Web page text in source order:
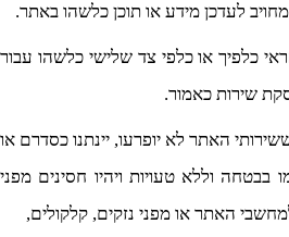
לעדכן מידע או תוכן כלשהו באתר.
כלפיך או כלפי צד שלישי כלשהו עבור
שירות כאמור.
האתר לא יופרעו, יינתנו כסדרם או
בבטחה וללא טעויות ויהיו חסינים מפני
האתר או מפני נזקים, קלקולים,